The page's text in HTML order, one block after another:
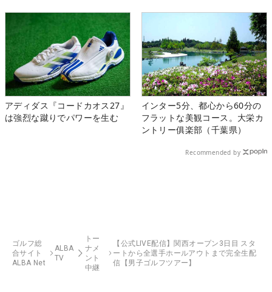
アディダス『コードカオス27』
は強烈な蹴りでパワーを生む
インター5分、都心から60分の
フラットな美観コース。大栄カ
ントリー俱楽部（千葉県）
Recommended by
ゴルフ総
合サイト
ALBA Net
ALBA
TV
トー
ナメ
ント
中継
【公式LIVE配信】関西オープン3日目 スタ
ートから全選手ホールアウトまで完全生配
信【男子ゴルフツアー】